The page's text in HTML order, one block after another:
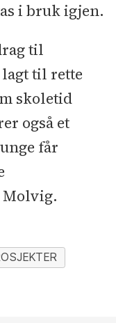
i bruk igjen.
til
til rette
skoletid
også et
får